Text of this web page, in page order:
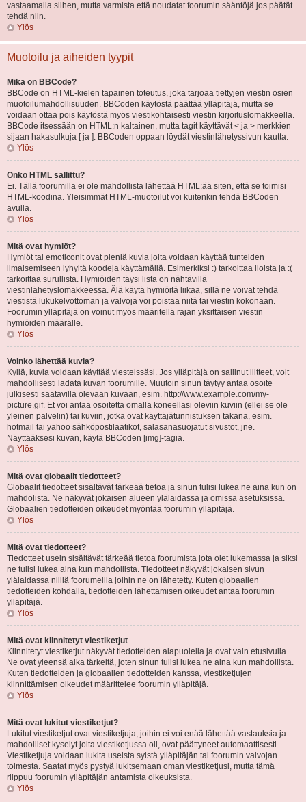
vastaamalla siihen, mutta varmista että noudatat foorumin sääntöjä jos päätät
tehdä niin.
Ylös
Muotoilu ja aiheiden tyypit
Mikä on BBCode?
BBCode on HTML-kielen tapainen toteutus, joka tarjoaa tiettyjen viestin osien
muotoilumahdollisuuden. BBCoden käytöstä päättää ylläpitäjä, mutta se
voidaan ottaa pois käytöstä myös viestikohtaisesti viestin kirjoituslomakkeella.
BBCode itsessään on HTML:n kaltainen, mutta tagit käyttävät < ja > merkkien
sijaan hakasulkuja [ ja ]. BBCoden oppaan löydät viestinlähetyssivun kautta.
Ylös
Onko HTML sallittu?
Ei. Tällä foorumilla ei ole mahdollista lähettää HTML:ää siten, että se toimisi
HTML-koodina. Yleisimmät HTML-muotoilut voi kuitenkin tehdä BBCoden
avulla.
Ylös
Mitä ovat hymiöt?
Hymiöt tai emoticonit ovat pieniä kuvia joita voidaan käyttää tunteiden
ilmaisemiseen lyhyitä koodeja käyttämällä. Esimerkiksi :) tarkoittaa iloista ja :(
tarkoittaa surullista. Hymiöiden täysi lista on nähtävillä
viestinlähetyslomakkeessa. Älä käytä hymiöitä liikaa, sillä ne voivat tehdä
viestistä lukukelvottoman ja valvoja voi poistaa niitä tai viestin kokonaan.
Foorumin ylläpitäjä on voinut myös määritellä rajan yksittäisen viestin
hymiöiden määrälle.
Ylös
Voinko lähettää kuvia?
Kyllä, kuvia voidaan käyttää viesteissäsi. Jos ylläpitäjä on sallinut liitteet, voit
mahdollisesti ladata kuvan foorumille. Muutoin sinun täytyy antaa osoite
julkisesti saatavilla olevaan kuvaan, esim. http://www.example.com/my-
picture.gif. Et voi antaa osoitetta omalla koneellasi oleviin kuviin (ellei se ole
yleinen palvelin) tai kuviin, jotka ovat käyttäjätunnistuksen takana, esim.
hotmail tai yahoo sähköpostilaatikot, salasanasuojatut sivustot, jne.
Näyttääksesi kuvan, käytä BBCoden [img]-tagia.
Ylös
Mitä ovat globaalit tiedotteet?
Globaalit tiedotteet sisältävät tärkeää tietoa ja sinun tulisi lukea ne aina kun on
mahdolista. Ne näkyvät jokaisen alueen ylälaidassa ja omissa asetuksissa.
Globaalien tiedotteiden oikeudet myöntää foorumin ylläpitäjä.
Ylös
Mitä ovat tiedotteet?
Tiedotteet usein sisältävät tärkeää tietoa foorumista jota olet lukemassa ja siksi
ne tulisi lukea aina kun mahdollista. Tiedotteet näkyvät jokaisen sivun
ylälaidassa niillä foorumeilla joihin ne on lähetetty. Kuten globaalien
tiedotteiden kohdalla, tiedotteiden lähettämisen oikeudet antaa foorumin
ylläpitäjä.
Ylös
Mitä ovat kiinnitetyt viestiketjut
Kiinnitetyt viestiketjut näkyvät tiedotteiden alapuolella ja ovat vain etusivulla.
Ne ovat yleensä aika tärkeitä, joten sinun tulisi lukea ne aina kun mahdollista.
Kuten tiedotteiden ja globaalien tiedotteiden kanssa, viestiketjujen
kiinnittämisen oikeudet määrittelee foorumin ylläpitäjä.
Ylös
Mitä ovat lukitut viestiketjut?
Lukitut viestiketjut ovat viestiketjuja, joihin ei voi enää lähettää vastauksia ja
mahdolliset kyselyt joita viestiketjussa oli, ovat päättyneet automaattisesti.
Viestiketjuja voidaan lukita useista syistä ylläpitäjän tai foorumin valvojan
toimesta. Saatat myös pystyä lukitsemaan oman viestiketjusi, mutta tämä
riippuu foorumin ylläpitäjän antamista oikeuksista.
Ylös